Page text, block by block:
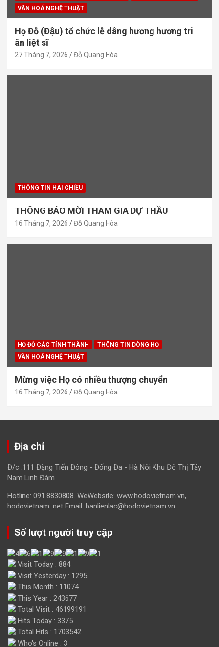
VĂN HOÁ NGHỆ THUẬT
Họ Đỗ (Đậu) tổ chức lễ dâng hương hương tri
ân liệt sĩ
27 Tháng 7, 2026 Đỗ Quang Hòa
THÔNG TIN HAI CHIỀU
THÔNG BÁO MỜI THAM GIA DỰ THẦU
16 Tháng 7, 2026 Đỗ Quang Hòa
HỌ ĐỖ CÁC TỈNH THÀNH
THÔNG TIN DÒNG HỌ
VĂN HOÁ NGHỆ THUẬT
Mừng việc Họ có nhiều thượng chuyển
16 Tháng 7, 2026 Đỗ Quang Hòa
Địa chỉ
Đ/c :111 Đặng Tiến Đông - Đống Đa - Hà Nôi Khu Đô Thị Tây
Nam Linh Đàm
Hotline: 091.8830808. WeWebsite: www.hodovietnam.vn,
hodovietnam. net Email: banlienlac@hodovietnam.vn
Số lượt người truy cập
Visit Today : 884
Visit Yesterday : 1295
This Month : 11074
This Year : 243677
Total Visit : 46199191
Hits Today : 3375
Total Hits : 1703542
Who's Online : 3